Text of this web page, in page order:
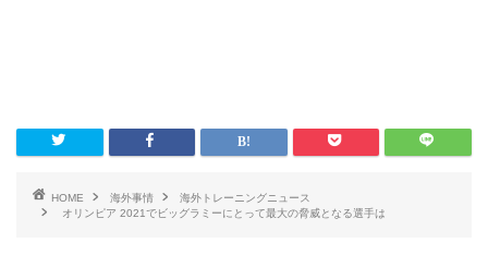
HOME 海外事情
海外トレーニングニュース
オリンピア 2021でビッグラミーにとって最大の脅威となる選手は